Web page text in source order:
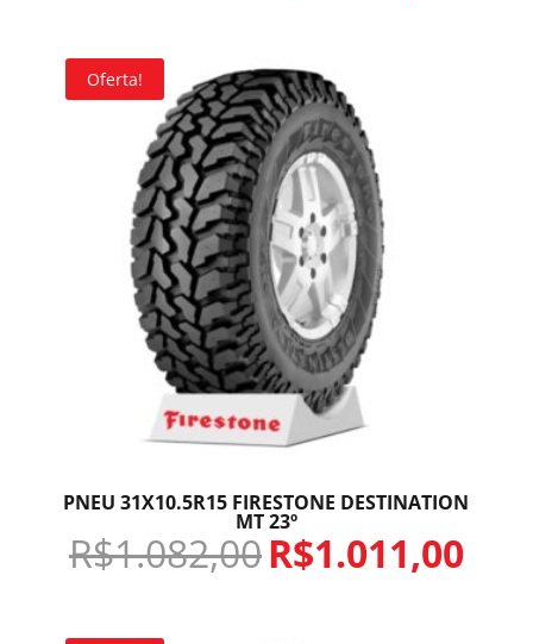
Oferta!
PNEU 31X10.5R15 FIRESTONE DESTINATION
MT 23º
R$1.082,00R$1.011,00